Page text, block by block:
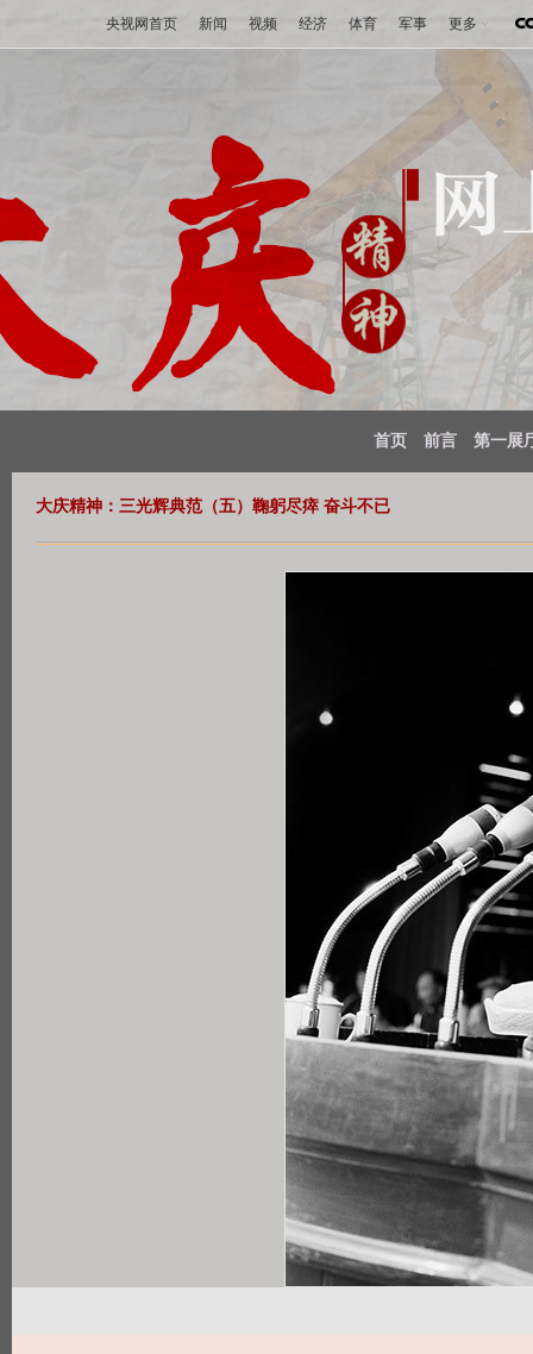
央视网首页 新闻 视频 经济 体育 军事 更多
首页 前言 第一展
大庆精神：三光辉典范（五）鞠躬尽瘁 奋斗不已